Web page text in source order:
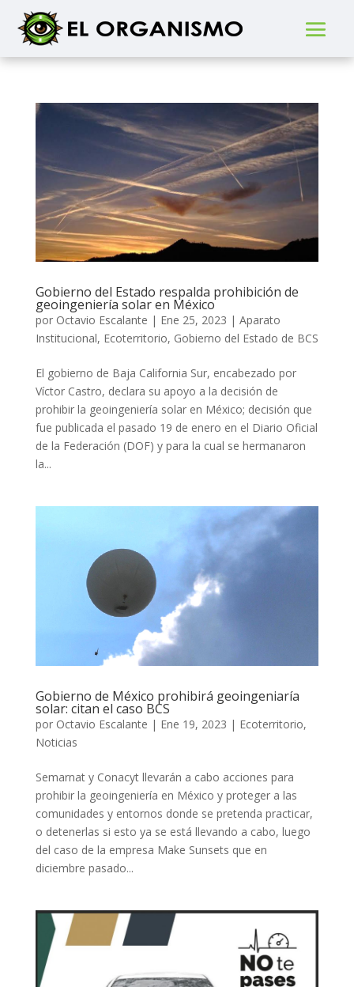
Gobierno del Estado respalda prohibición de
geoingeniería solar en México
por Octavio Escalante | Ene 25, 2023 | Aparato
Institucional, Ecoterritorio, Gobierno del Estado de BCS
El gobierno de Baja California Sur, encabezado por
Víctor Castro, declara su apoyo a la decisión de
prohibir la geoingeniería solar en México; decisión que
fue publicada el pasado 19 de enero en el Diario Oficial
de la Federación (DOF) y para la cual se hermanaron
la...
Gobierno de México prohibirá geoingeniaría
solar: citan el caso BCS
por Octavio Escalante | Ene 19, 2023 | Ecoterritorio,
Noticias
Semarnat y Conacyt llevarán a cabo acciones para
prohibir la geoingeniería en México y proteger a las
comunidades y entornos donde se pretenda practicar,
o detenerlas si esto ya se está llevando a cabo, luego
del caso de la empresa Make Sunsets que en
diciembre pasado...